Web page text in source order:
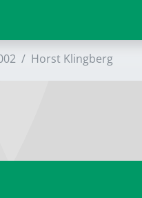
Horst Klingberg